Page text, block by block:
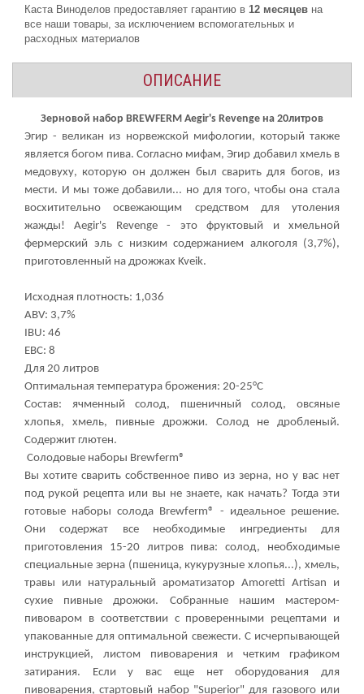
Каста Виноделов предоставляет гарантию в 12 месяцев на
все наши товары, за исключением вспомогательных и
расходных материалов
ОПИСАНИЕ
Зерновой набор BREWFERM Aegir's Revenge на 20литров
Эгир - великан из норвежской мифологии, который также
является богом пива. Согласно мифам, Эгир добавил хмель в
медовуху, которую он должен был сварить для богов, из
мести. И мы тоже добавили... но для того, чтобы она стала
восхитительно освежающим средством для утоления
жажды! Aegir's Revenge - это фруктовый и хмельной
фермерский эль с низким содержанием алкоголя (3,7%),
приготовленный на дрожжах Kveik.
Исходная плотность: 1,036
ABV: 3,7%
IBU: 46
EBC: 8
Для 20 литров
Оптимальная температура брожения: 20-25°C
Состав: ячменный солод, пшеничный солод, овсяные
хлопья, хмель, пивные дрожжи. Солод не дробленый.
Содержит глютен.
Солодовые наборы Brewferm®
Вы хотите сварить собственное пиво из зерна, но у вас нет
под рукой рецепта или вы не знаете, как начать? Тогда эти
готовые наборы солода Brewferm® - идеальное решение.
Они содержат все необходимые ингредиенты для
приготовления 15-20 литров пива: солод, необходимые
специальные зерна (пшеница, кукурузные хлопья...), хмель,
травы или натуральный ароматизатор Amoretti Artisan и
сухие пивные дрожжи. Собранные нашим мастером-
пивоваром в соответствии с проверенными рецептами и
упакованные для оптимальной свежести. С исчерпывающей
инструкцией, листом пивоварения и четким графиком
затирания. Если у вас еще нет оборудования для
пивоварения, стартовый набор "Superior" для газового или